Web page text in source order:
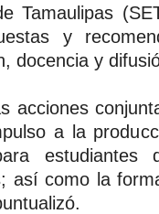
Tamaulipas
y
docencia y
acciones
a la
estudiantes
así como la